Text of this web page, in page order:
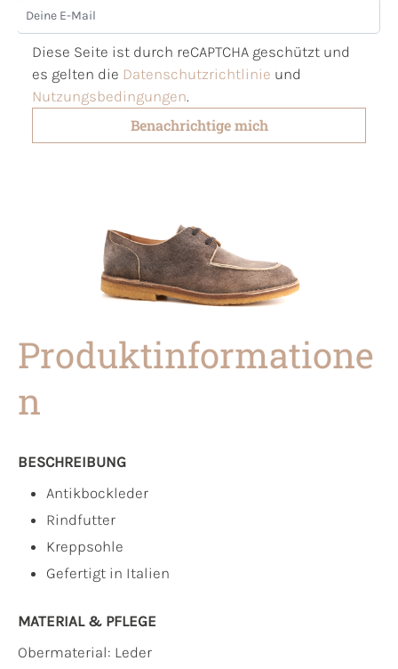
Deine E-Mail
Diese Seite ist durch reCAPTCHA geschützt und
es gelten die Datenschutzrichtlinie und
Nutzungsbedingungen.
Benachrichtige mich
Produktinformatione
n
BESCHREIBUNG
Antikbockleder
Rindfutter
Kreppsohle
Gefertigt in Italien
MATERIAL & PFLEGE
Obermaterial: Leder